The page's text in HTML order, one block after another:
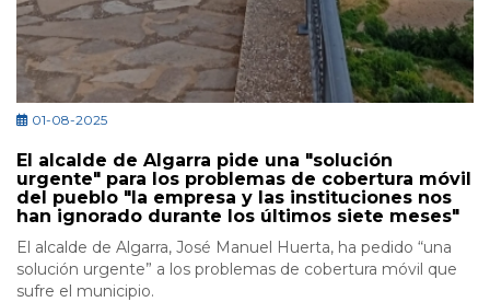
01-08-2025
El alcalde de Algarra pide una "solución
urgente" para los problemas de cobertura móvil
del pueblo "la empresa y las instituciones nos
han ignorado durante los últimos siete meses"
El alcalde de Algarra, José Manuel Huerta, ha pedido “una
solución urgente” a los problemas de cobertura móvil que
sufre el municipio.